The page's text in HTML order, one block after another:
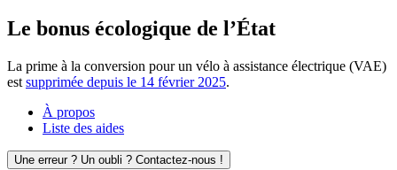
Le bonus écologique de l’État
La prime à la conversion pour un vélo à assistance électrique (VAE)
est supprimée depuis le 14 février 2025.
À propos
Liste des aides
Une erreur ? Un oubli ? Contactez-nous !